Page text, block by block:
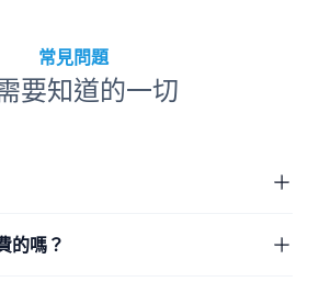
常見問題
要知道的一切
的嗎？